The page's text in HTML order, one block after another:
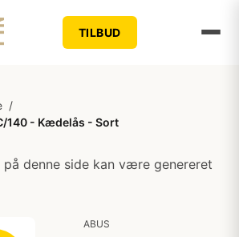
TILBUD
/
140 - Kædelås - Sort
denne side kan være genereret
ABUS